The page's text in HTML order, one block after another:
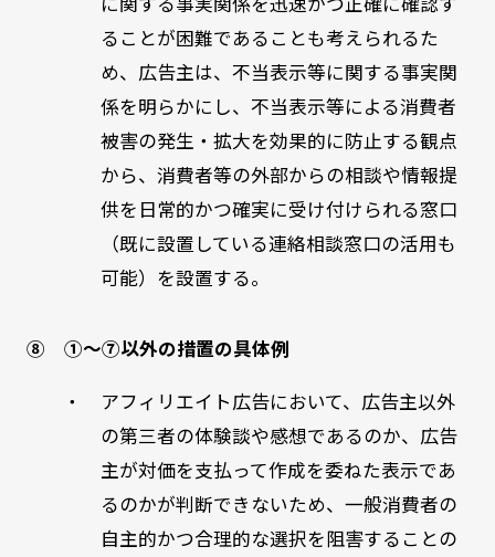
ることが困難であることも考えられるた
め、広告主は、不当表示等に関する事実関
係を明らかにし、不当表示等による消費者
被害の発生・拡大を効果的に防止する観点
から、消費者等の外部からの相談や情報提
供を日常的かつ確実に受け付けられる窓口
（既に設置している連絡相談窓口の活用も
可能）を設置する。
⑧ ①～⑦以外の措置の具体例
・ アフィリエイト広告において、広告主以外
の第三者の体験談や感想であるのか、広告
主が対価を支払って作成を委ねた表示であ
るのかが判断できないため、一般消費者の
自主的かつ合理的な選択を阻害することの